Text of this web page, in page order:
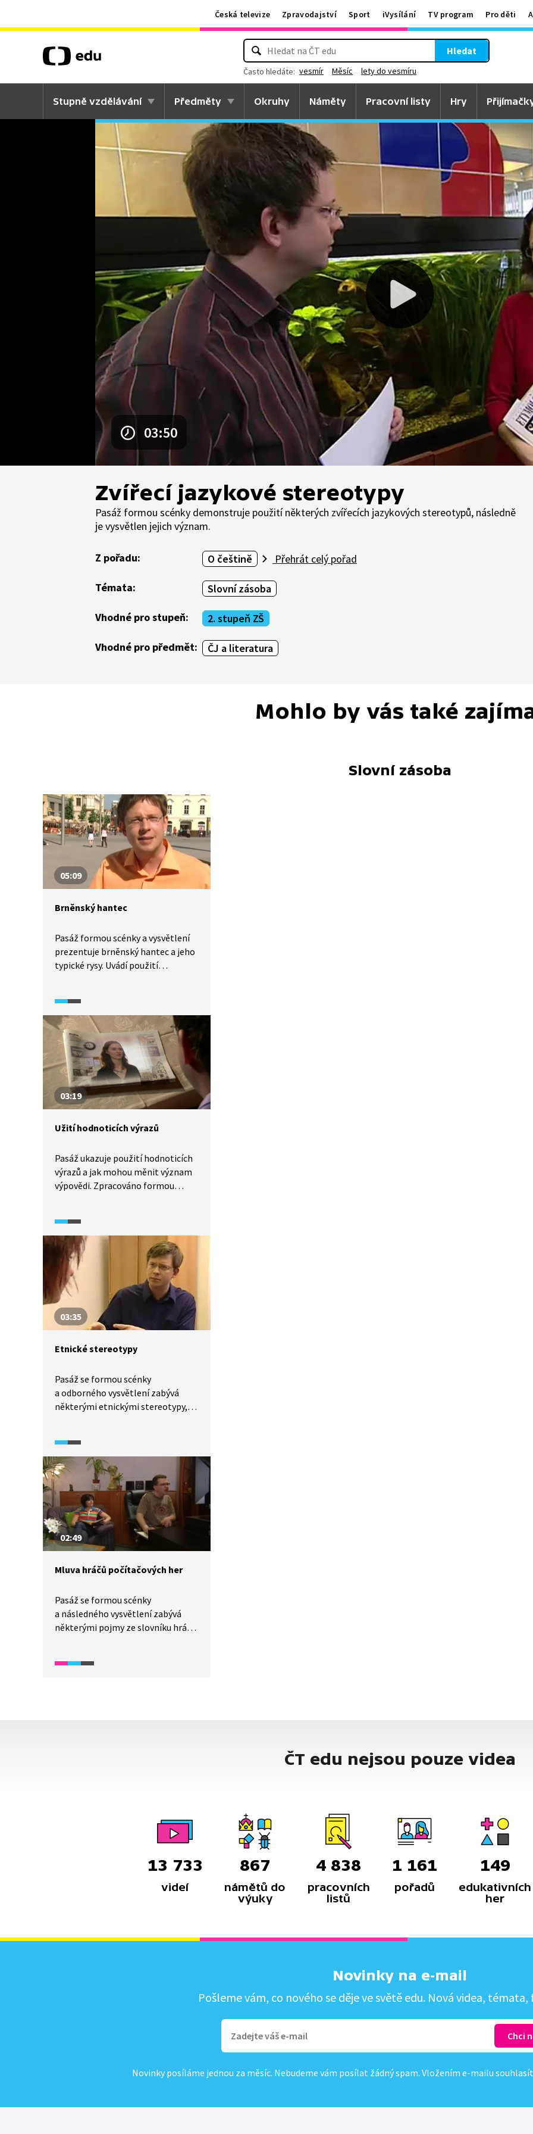
Česká televize Zpravodajství Sport iVysílání TV program Pro děti
Hledat
Často hledáte: vesmír Měsíc lety do vesmíru
Stupně vzdělávání Předměty Okruhy Náměty Pracovní listy Hry
03:50
Zvířecí jazykové stereotypy
Pasáž formou scénky demonstruje použití některých zvířecích jazykových stereotypů, následně
je vysvětlen jejich význam.
Z pořadu: O češtině Přehrát celý pořad
Témata: Slovní zásoba
Vhodné pro stupeň: 2. stupeň ZŠ
Vhodné pro předmět: ČJ a literatura
Mohlo by vás také
Slovní zásoba
05:09
Brněnský hantec
Pasáž formou scénky a vysvětlení
prezentuje brněnský hantec a jeho
typické rysy. Uvádí použití
03:19
Užití hodnoticích výrazů
Pasáž ukazuje použití hodnoticích
výrazů a jak mohou měnit význam
výpovědi. Zpracováno formou
03:35
Etnické stereotypy
Pasáž se formou scénky
a odborného vysvětlení zabývá
některými etnickými stereotypy,
02:49
Mluva hráčů počítačových her
Pasáž se formou scénky
a následného vysvětlení zabývá
některými pojmy ze slovníku hráčů
ČT edu nejsou pouze videa
13 733
videí
867
námětů do
výuky
4 838
pracovních
listů
1 161
pořadů
149
edukativních
her
Novinky na e-mail
Pošleme vám, co nového se děje ve světě edu. Nová videa, témata,
Novinky posíláme jednou za měsíc. Nebudeme vám posílat žádný spam. Vložením e-mailu